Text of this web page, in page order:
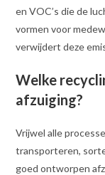
en VOC’s die de
vormen voor
verwijdert deze
Welke
afzuiging?
Vrijwel alle
transporteren,
goed ontworpen